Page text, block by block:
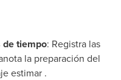
de tiempo: Registra las
la preparación del
estimar .